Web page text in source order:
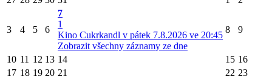
3 4 5 6
7
1
Kino Cukrkandl v pátek 7.8.2026 ve 20:45
Zobrazit všechny záznamy ze dne
8 9
10 11 12 13 14 15 16
17 18 19 20 21 22 23